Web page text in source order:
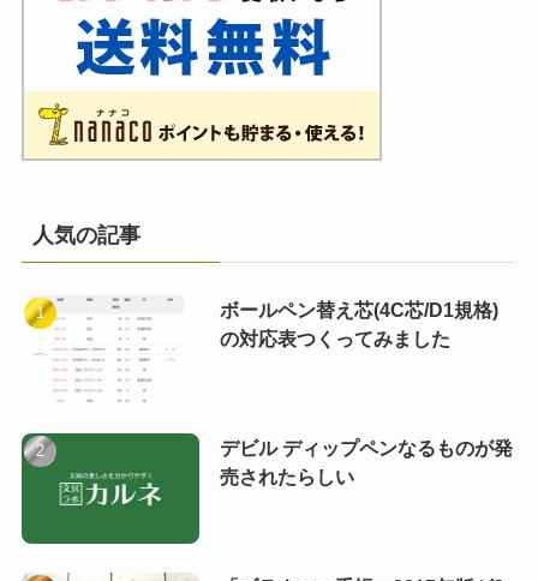
人気の記事
ボールペン替え芯(4C芯/D1規格)
の対応表つくってみました
デビル ディップペンなるものが発
売されたらしい